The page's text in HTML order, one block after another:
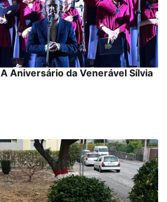
Aniversário da Venerável Sílvia